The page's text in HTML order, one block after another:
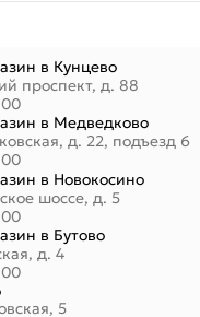
в Кунцево
проспект, д. 88
в Медведково
д. 22, подъезд 6
в Новокосино
шоссе, д. 5
в Бутово
д. 4
5